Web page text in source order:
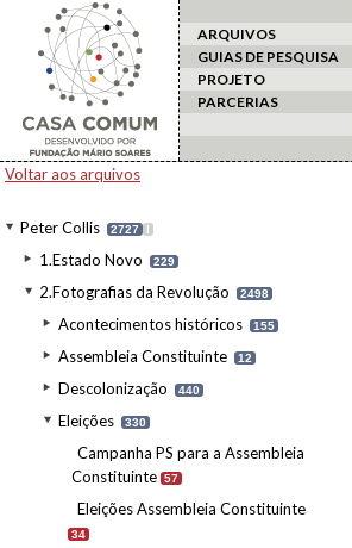
ARQUIVOS
GUIAS DE PESQUISA
PROJETO
PARCERIAS
Voltar aos arquivos
Peter Collis 2727 I
1.Estado Novo 229
2.Fotografias da Revolução 2498
Acontecimentos históricos 155
Assembleia Constituinte 12
Descolonização 440
Eleições 330
Campanha PS para a Assembleia
Constituinte 57
Eleições Assembleia Constituinte
34